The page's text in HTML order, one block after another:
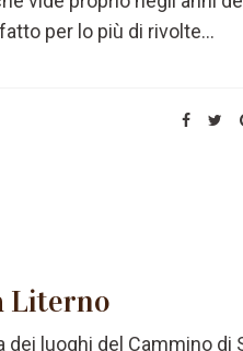
per lo più di rivolte...
Literno
luoghi del Cammino di